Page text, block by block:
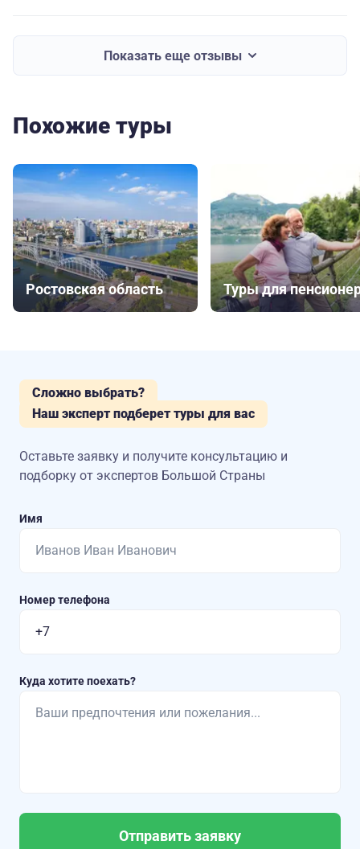
Показать еще отзывы
Похожие туры
Ростовская область Туры для
Сложно выбрать?
Наш эксперт подберет туры для вас
Оставьте заявку и получите консультацию и
подборку от экспертов Большой Страны
Имя
Номер телефона
Куда хотите поехать?
Отправить заявку